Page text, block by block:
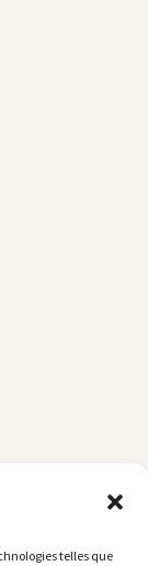
telles que